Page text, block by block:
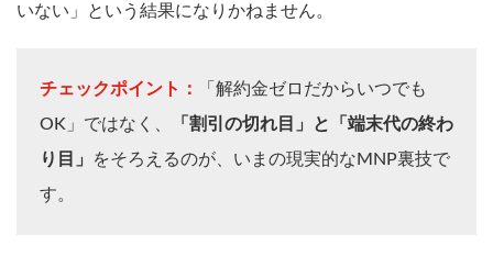
いない」という結果になりかねません。
チェックポイント：
「解約金ゼロだからいつでも
OK」ではなく、
「割引の切れ目」と「端末代の終わ
り目」
をそろえるのが、いまの現実的なMNP裏技で
す。